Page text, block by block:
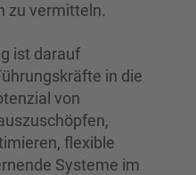
zu vermitteln.
ist darauf
in die
von
flexible
Systeme im